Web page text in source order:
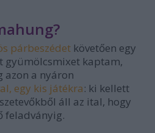
párbeszédet követően egy
gyümölcsmixet kaptam,
azon a nyáron
egy kis játékra: ki kellett
áll az ital, hogy
feladványig.